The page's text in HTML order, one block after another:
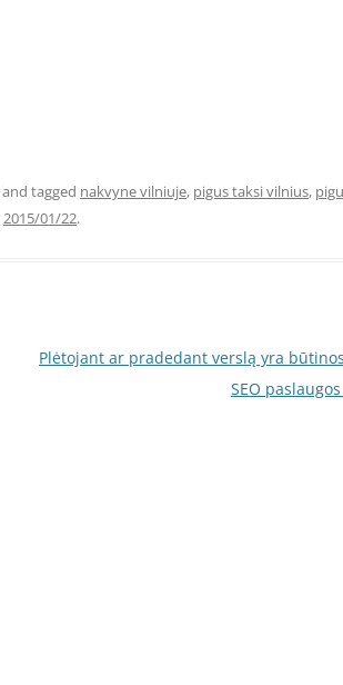
and tagged nakvyne vilniuje, pigus taksi vilnius,
2015/01/22.
Plėtojant ar pradedant verslą yra
SEO paslaugos